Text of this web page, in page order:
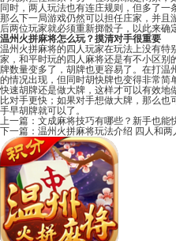
同时，两人玩法也有连庄规则，但多了一
那么下一局游戏仍然可以担任庄家，并且
后两位玩家就必须重新掷骰子，以此来确
温州火拼麻将怎么玩？摸清对手很重要
温州火拼麻将的四人玩家在玩法上没有
家，和平时玩的四人麻将还是有不小区别
牌数量变多了，胡牌也更容易了。在打
的情况出现，但同时胡快牌也变得非常简
快速胡牌还是做大牌，这样才可以有效
比对手更快；如果对手想做大牌，那么
手早胡牌就可以了。
上一篇： 文成麻将技巧有哪些？新手也能
下一篇： 温州火拼麻将玩法介绍 四人和两